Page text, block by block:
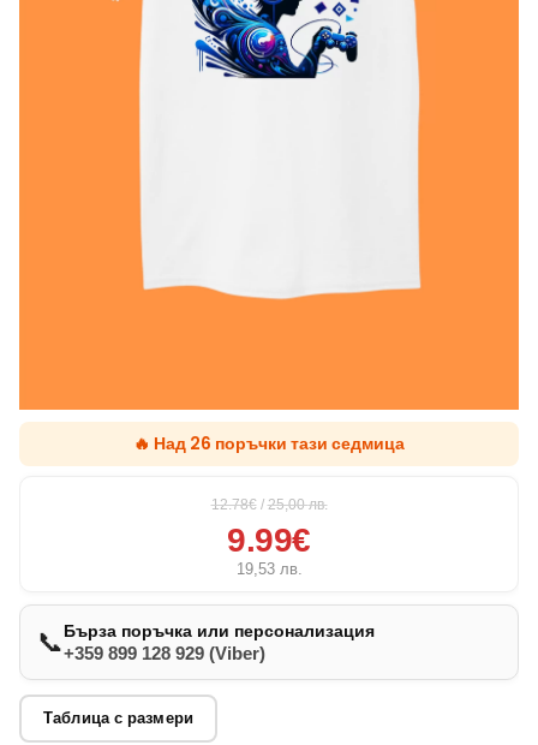
🔥 Над 26 поръчки тази седмица
12.78€ / 25,00лв.
9.99€
19,53 лв.
📞Бърза поръчка или персонализация
+359 899 128 929 (Viber)
Таблица с размери